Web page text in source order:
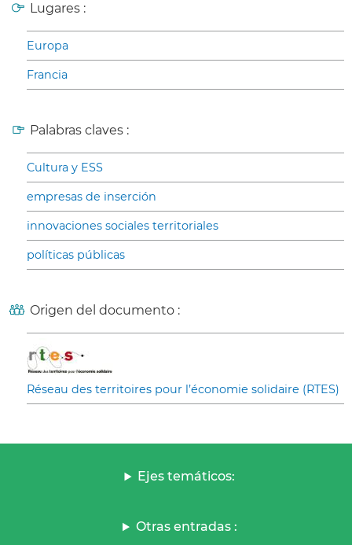
Lugares :
Europa
Francia
Palabras claves :
Cultura y ESS
empresas de inserción
innovaciones sociales territoriales
políticas públicas
Origen del documento :
Réseau des territoires pour l’économie solidaire (RTES)
Ejes temáticos:
Otras entradas :